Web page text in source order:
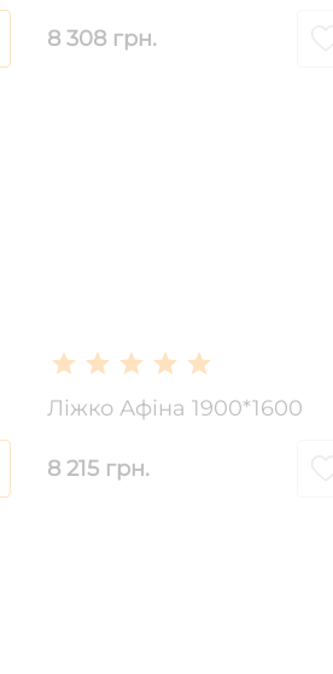
8 308 грн.
Ліжко Афіна 1900*1600
8 215 грн.